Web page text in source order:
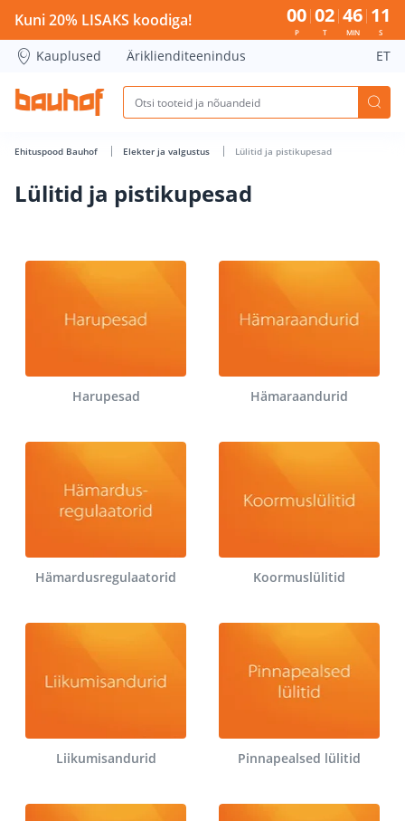
Lülitid ja pistikupesad - Bauhof has loaded
Kuni 20% LISAKS koodiga! 00
P
02
T
46
MIN
10
S
Kauplused Äriklienditeenindus ET
Ehituspood Bauhof Elekter ja valgustus Lülitid ja pistikupesad
Lülitid ja pistikupesad
Harupesad Hämaraandurid
Hämardusregulaatorid Koormuslülitid
Liikumisandurid Pinnapealsed lülitid